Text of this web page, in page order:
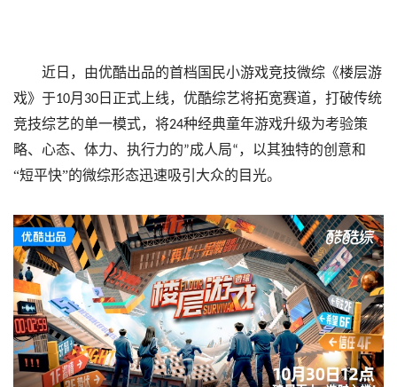
近日，由优酷出品的首档国民小游戏竞技微综 《楼层游
戏》于10月 30 日正式上线，优酷综艺将拓宽赛道，打破传统
竞技综艺的单一模式，将24种经典童年游戏升级为考验策
略、心态、体力、执行力的”成人局“，以其独特的创意和
“短平快”的微综形态迅速吸引大众的目光。